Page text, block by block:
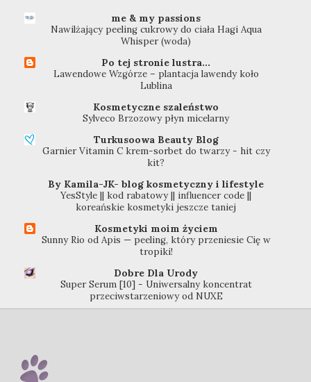
me & my passions
Nawilżający peeling cukrowy do ciała Hagi Aqua
Whisper (woda)
Po tej stronie lustra...
Lawendowe Wzgórze – plantacja lawendy koło
Lublina
Kosmetyczne szaleństwo
Sylveco Brzozowy płyn micelarny
Turkusoowa Beauty Blog
Garnier Vitamin C krem-sorbet do twarzy - hit czy
kit?
By Kamila-JK- blog kosmetyczny i lifestyle
YesStyle || kod rabatowy || influencer code ||
koreańskie kosmetyki jeszcze taniej
Kosmetyki moim życiem
Sunny Rio od Apis — peeling, który przeniesie Cię w
tropiki!
Dobre Dla Urody
Super Serum [10] - Uniwersalny koncentrat
przeciwstarzeniowy od NUXE